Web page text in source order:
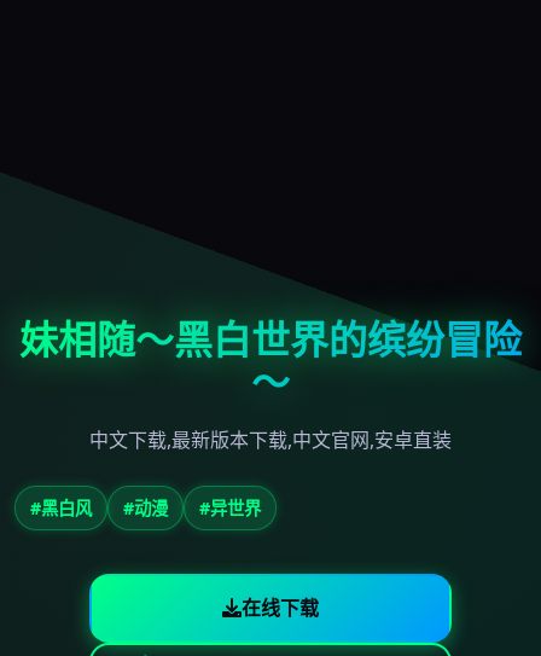
妹相随～黑白世界的缤纷冒险
～
中文下载,最新版本下载,中文官网,安卓直装
#黑白风 #动漫 #异世界
在线下载